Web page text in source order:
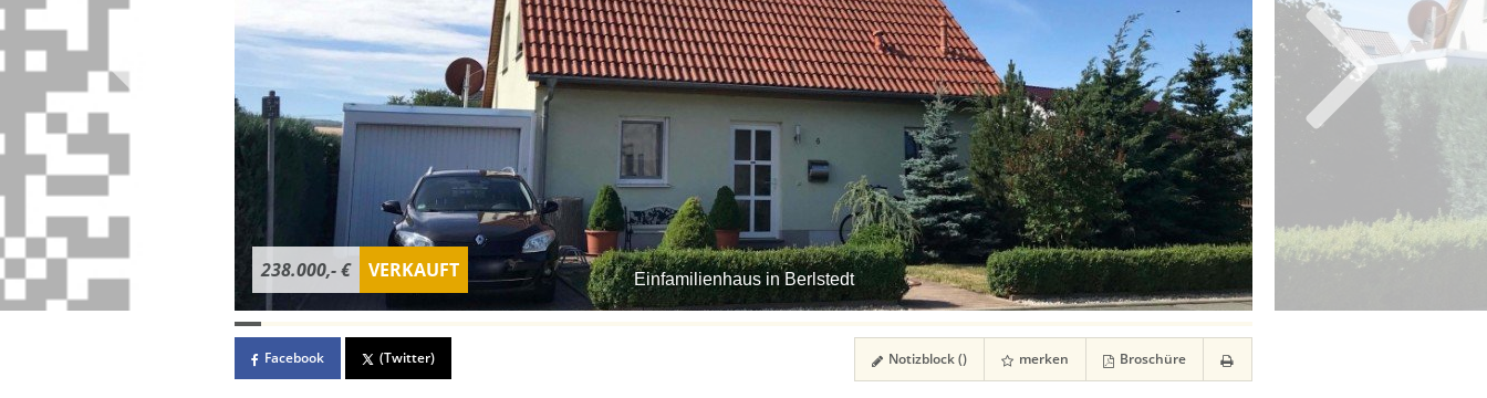
Einfamilienhaus in Berlstedt
238.000,- € VERKAUFT
Facebook (Twitter) Notizblock () merken Broschüre